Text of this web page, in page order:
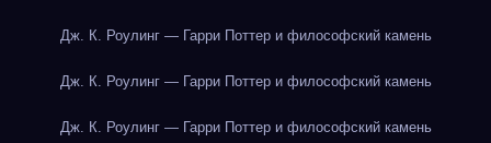
Дж. К. Роулинг — Гарри Поттер и философский камень
Дж. К. Роулинг — Гарри Поттер и философский камень
Дж. К. Роулинг — Гарри Поттер и философский камень